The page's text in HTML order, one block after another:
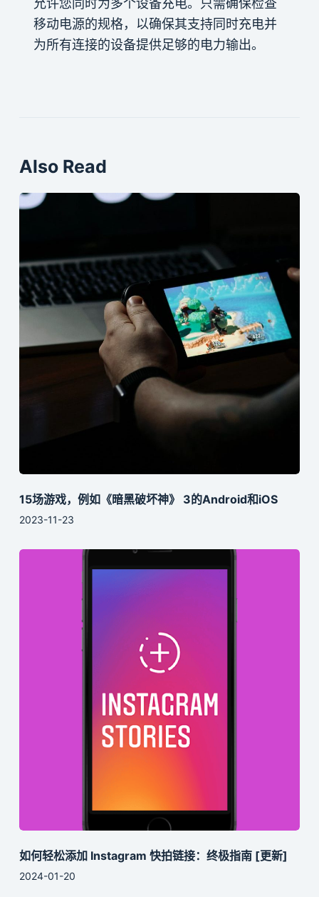
允许您同时为多个设备充电。只需确保检查
移动电源的规格，以确保其支持同时充电并
为所有连接的设备提供足够的电力输出。
Also Read
15场游戏，例如《暗黑破坏神》 3的Android和iOS
2023-11-23
如何轻松添加 Instagram 快拍链接：终极指南 [更新]
2024-01-20